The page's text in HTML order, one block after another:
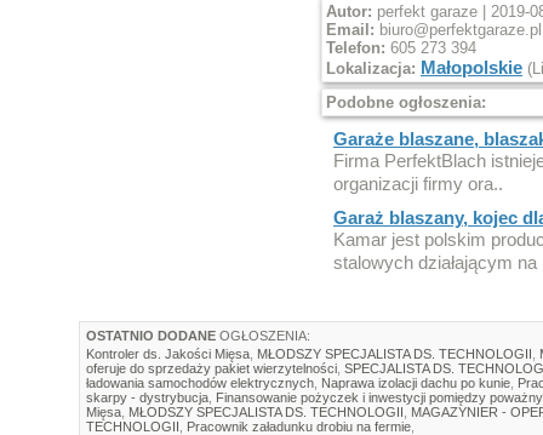
Autor: perfekt garaze | 2019-
Email: biuro@perfektgaraze.pl
Telefon: 605 273 394
Lokalizacja: Małopolskie
Podobne ogłoszenia:
Garaże blaszane,
Firma PerfektBlach
organizacji firmy ora..
Garaż blaszany, kojec
Kamar jest polskim
stalowych działającym na
OSTATNIO DODANE OGŁOSZENIA:
Kontroler ds. Jakości Mięsa MŁODSZY SPECJALISTA DS. TECHNOLOGII
oferuje do sprzedaży pakiet wierzytelności SPECJALISTA DS.
ładowania samochodów elektrycznych Naprawa izolacji dachu po kunie
skarpy - dystrybucja Finansowanie pożyczek i inwestycji pomiędzy
Mięsa MŁODSZY SPECJALISTA DS. TECHNOLOGII
MAGAZYNIER -
TECHNOLOGII
Pracownik załadunku drobiu na fermie